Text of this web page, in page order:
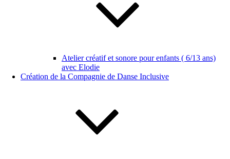
Atelier créatif et sonore pour enfants ( 6/13 ans)
avec Elodie
Création de la Compagnie de Danse Inclusive